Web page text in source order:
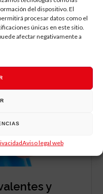
del dispositivo. El
procesar datos como el
únicas en este sitio.
afectar negativamente a
Aviso legal web
y